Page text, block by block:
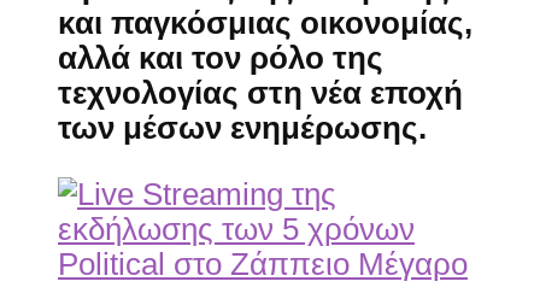
και παγκόσμιας οικονομίας,
αλλά και τον ρόλο της
τεχνολογίας στη νέα εποχή
των μέσων ενημέρωσης.